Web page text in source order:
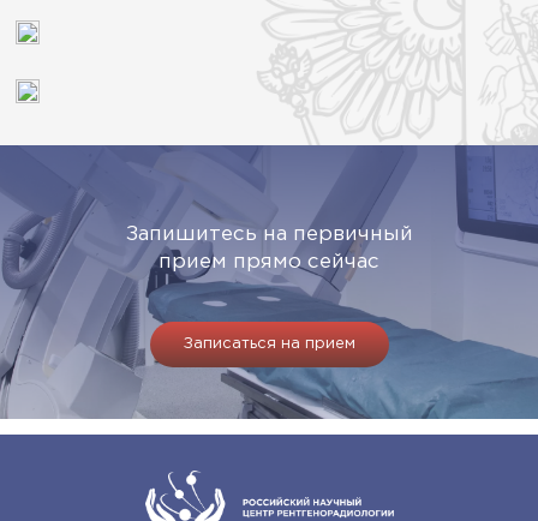
Запишитесь на первичный
прием прямо сейчас
Записаться на прием